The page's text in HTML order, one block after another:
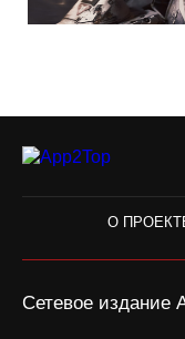
О
Сетевое издание